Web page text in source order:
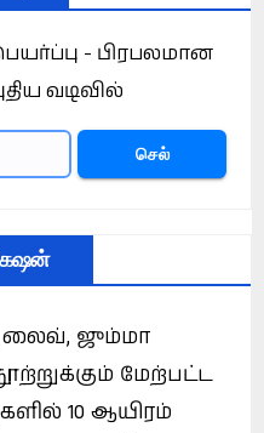
- பிரபலமான
வடிவில்
செல்
லைவ், ஜும்மா
மேற்பட்ட
10 ஆயிரம்